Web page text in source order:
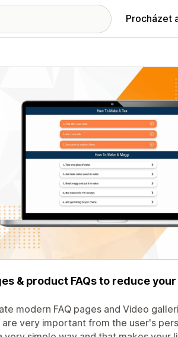
Procházet
& product FAQs to reduce
modern FAQ pages and Video
very important from the user's